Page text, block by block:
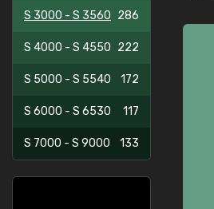
S 3000 - S 3560 286
S 4000 - S 4550 222
S 5000 - S 5540 172
S 6000 - S 6530 117
S 7000 - S 9000 133